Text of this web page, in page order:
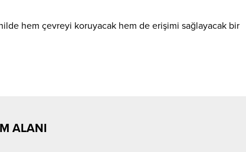
hem çevreyi koruyacak hem de erişimi sağlayacak bir
ALANI